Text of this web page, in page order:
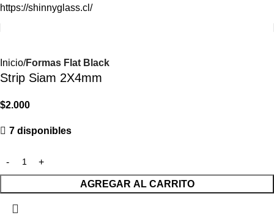
https://shinnyglass.cl/
Inicio Formas Flat Black
Strip Siam 2X4mm
$2.000
7 disponibles
AGREGAR AL CARRITO